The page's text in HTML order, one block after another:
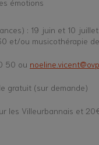
émotions
: 19 juin et 10 juillet
et/ou musicothérapie
50 ou
gratuit (sur demande)
les Villeurbannais et